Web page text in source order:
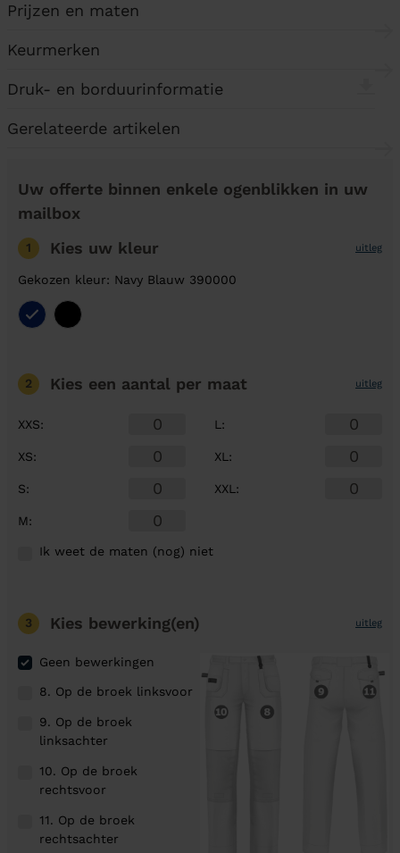
Prijzen en maten
Keurmerken
Druk- en borduurinformatie
Gerelateerde artikelen
Uw offerte binnen enkele ogenblikken in uw
mailbox
1 Kies uw kleur uitleg
Gekozen kleur: Navy Blauw 390000
2 Kies een aantal per maat uitleg
XXS:
XS:
S:
M:
L :
XL :
XXL :
Ik weet de maten (nog) niet
3 Kies bewerking(en) uitleg
Geen bewerkingen
8. Op de broek linksvoor
9. Op de broek
linksachter
10. Op de broek
rechtsvoor
11. Op de broek
rechtsachter